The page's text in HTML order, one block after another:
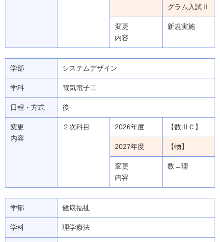
グラム入試Ⅱ
変更
内容
新規実施
学部 システムデザイン
学科 電気電子工
日程・方式 後
変更
内容
２次科目 2026年度 【数ⅢＣ】
2027年度 【物】
変更
内容
数→理
学部 健康福祉
学科 理学療法